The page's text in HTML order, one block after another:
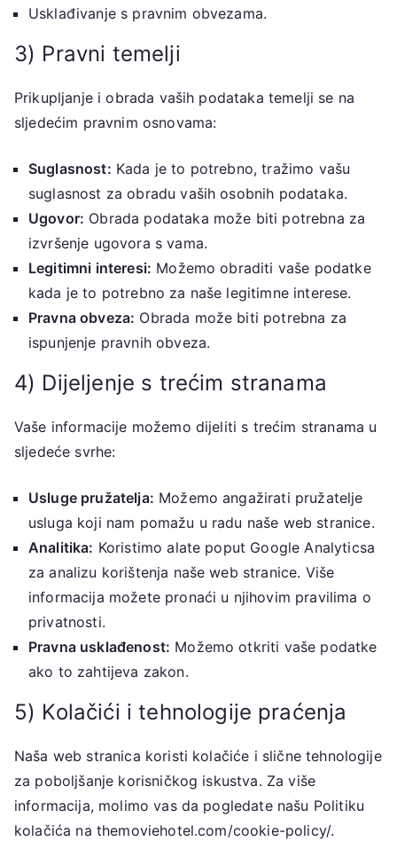
Usklađivanje s pravnim obvezama.
3) Pravni temelji
Prikupljanje i obrada vaših podataka temelji se na
sljedećim pravnim osnovama:
Suglasnost: Kada je to potrebno, tražimo vašu
suglasnost za obradu vaših osobnih podataka.
Ugovor: Obrada podataka može biti potrebna za
izvršenje ugovora s vama.
Legitimni interesi: Možemo obraditi vaše podatke
kada je to potrebno za naše legitimne interese.
Pravna obveza: Obrada može biti potrebna za
ispunjenje pravnih obveza.
4) Dijeljenje s trećim stranama
Vaše informacije možemo dijeliti s trećim stranama u
sljedeće svrhe:
Usluge pružatelja: Možemo angažirati pružatelje
usluga koji nam pomažu u radu naše web stranice.
Analitika: Koristimo alate poput Google Analyticsa
za analizu korištenja naše web stranice. Više
informacija možete pronaći u njihovim pravilima o
privatnosti.
Pravna usklađenost: Možemo otkriti vaše podatke
ako to zahtijeva zakon.
5) Kolačići i tehnologije praćenja
Naša web stranica koristi kolačiće i slične tehnologije
za poboljšanje korisničkog iskustva. Za više
informacija, molimo vas da pogledate našu Politiku
kolačića na themoviehotel.com/cookie-policy/.